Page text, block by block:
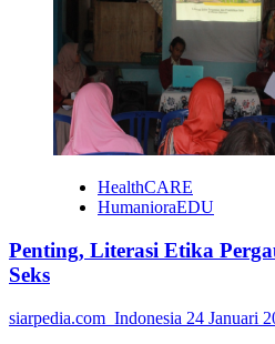
UII
Ganti
Nama
HealthCARE
HumanioraEDU
Penting, Literasi Etika
Seks
siarpedia.com_Indonesia 24 Januari